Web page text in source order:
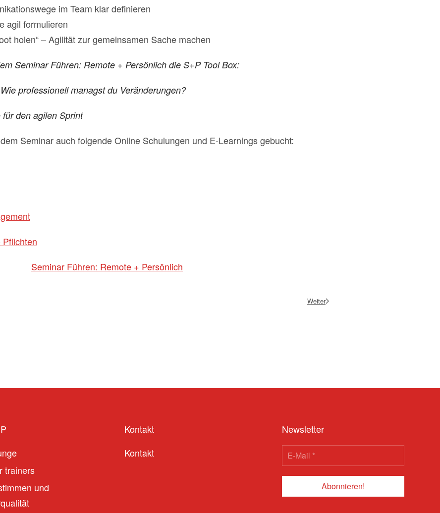
im Team klar definieren
agil formulieren
holen“ – Agilität zur gemeinsamen Sache machen
Seminar Führen: Remote + Persönlich die S+P Tool Box:
professionell managst du Veränderungen?
den agilen Sprint
Seminar auch folgende Online Schulungen und E-Learnings gebucht:
Seminar Führen: Remote + Persönlich
Weiter
trainers
und
Kontakt
Kontakt
Newsletter